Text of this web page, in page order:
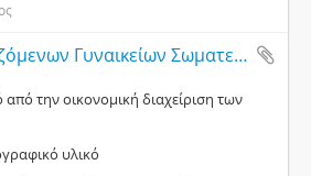
Αρχείο Συνεργαζόμενων Γυναικείων Σωματείων Θεσσαλονίκης
από την οικονομική διαχείριση των
υλικό